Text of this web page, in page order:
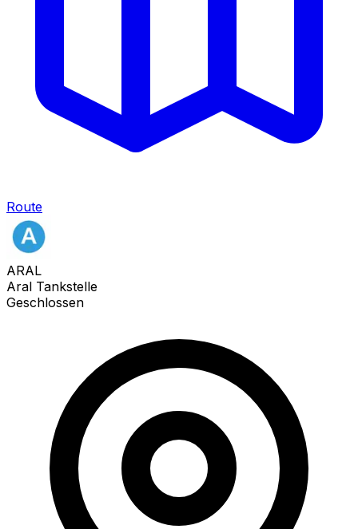
Route
ARAL
Aral Tankstelle
Geschlossen